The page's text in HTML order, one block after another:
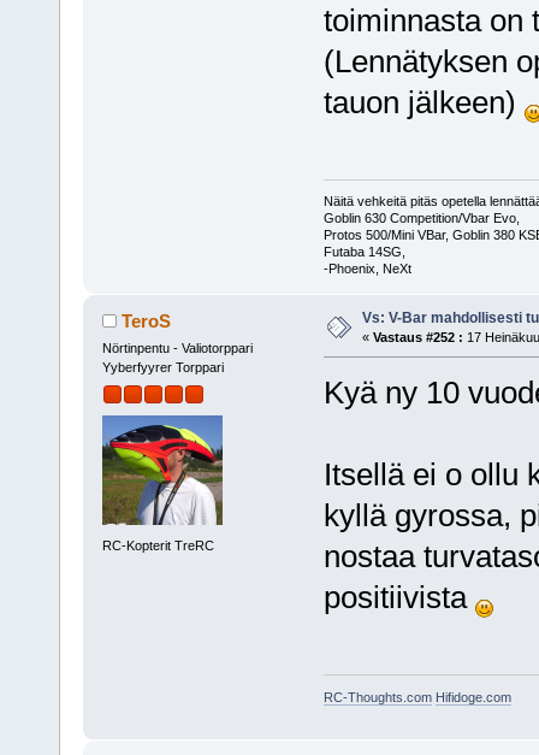
toiminnasta on
(Lennätyksen
tauon jälkeen)
Näitä vehkeitä pitäs opetella
Goblin 630 Competition/Vbar Evo,
Protos 500/Mini VBar, Goblin 380
Futaba 14SG,
-Phoenix, NeXt
TeroS
Nörtinpentu - Valiotorppari
Yyberfyyrer Torppari
RC-Kopterit TreRC
Vs: V-Bar mahdollisesti
« Vastaus #252 : 17
Kyä ny 10
Itsellä ei o ollu
kyllä gyrossa,
nostaa
positiivista
RC-Thoughts.com Hifidoge.com